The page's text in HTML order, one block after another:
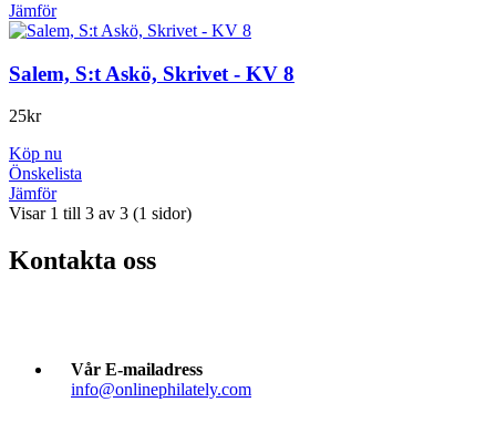
Jämför
Salem, S:t Askö, Skrivet - KV 8
25kr
Köp nu
Önskelista
Jämför
Visar 1 till 3 av 3 (1 sidor)
Kontakta oss
Vår E-mailadress
info@onlinephilately.com